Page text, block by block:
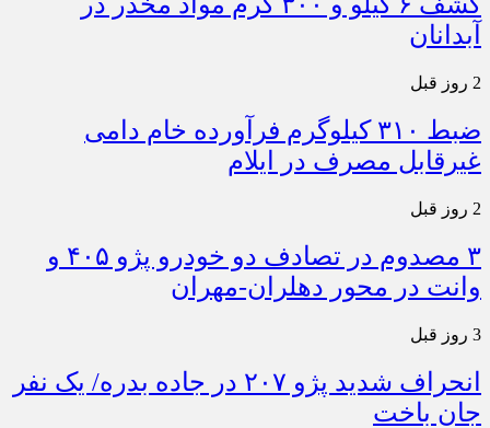
آبدانان
2 روز قبل
ضبط ۳۱۰ کیلوگرم فرآورده خام دامی
غیرقابل مصرف در ایلام
2 روز قبل
۳ مصدوم در تصادف دو خودرو پژو ۴۰۵ و
وانت در محور دهلران-مهران
3 روز قبل
انحراف شدید پژو ۲۰۷ در جاده بدره/ یک نفر
جان باخت